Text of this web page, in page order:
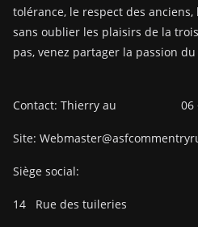
tolérance, le respect des
sans oublier les plaisirs de la
pas, venez partager la passion
Contact: Thierry au 06 61
Site:
Siège social:
14 Rue des tuileries